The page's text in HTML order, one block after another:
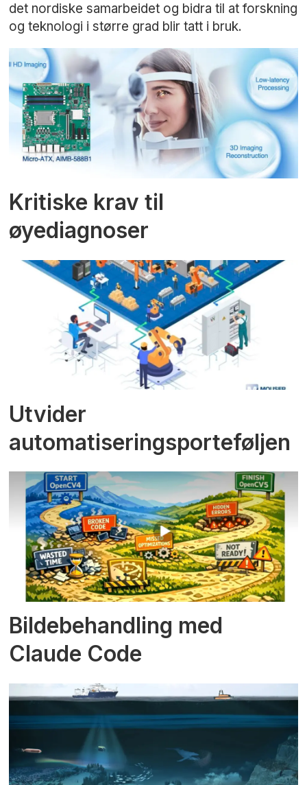
det nordiske samarbeidet og bidra til at forskning
og teknologi i større grad blir tatt i bruk.
Kritiske krav til
øyediagnoser
Utvider
automatiseringsporteføljen
Bildebehandling med
Claude Code